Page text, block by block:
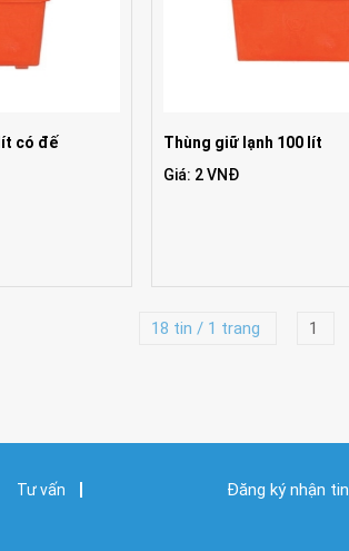
có đế
Thùng giữ lạnh 100 lít
Giá: 2 VNĐ
18 tin / 1 trang 1
Tư vấn Đăng ký nhận tin